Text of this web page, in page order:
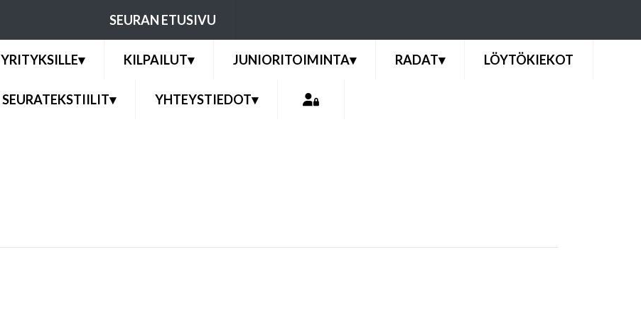
SEURAN ETUSIVU
YRITYKSILLE▾ KILPAILUT▾ JUNIORITOIMINTA▾ RADAT▾ LÖYTÖKIEKOT
SEURATEKSTIILIT▾ YHTEYSTIEDOT▾